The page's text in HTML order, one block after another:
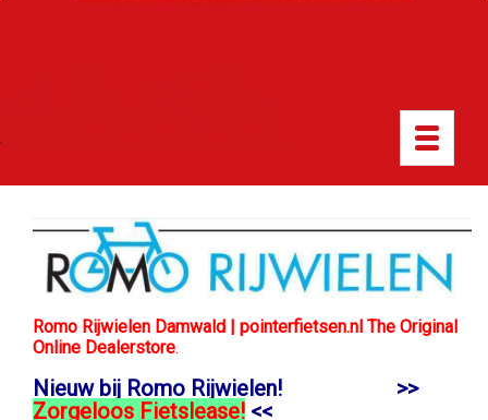
Toggle
Romo Rijwielen Damwald | pointerfietsen.nl The Original
Online Dealerstore.
Nieuw bij Romo Rijwielen! >>
Zorgeloos Fietslease! <<